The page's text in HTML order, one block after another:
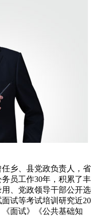
乡、县党政负责人，省
员工作30年，积累了丰
、党政领导干部公开选
试等考试培训研究近20
面试》《公共基础知